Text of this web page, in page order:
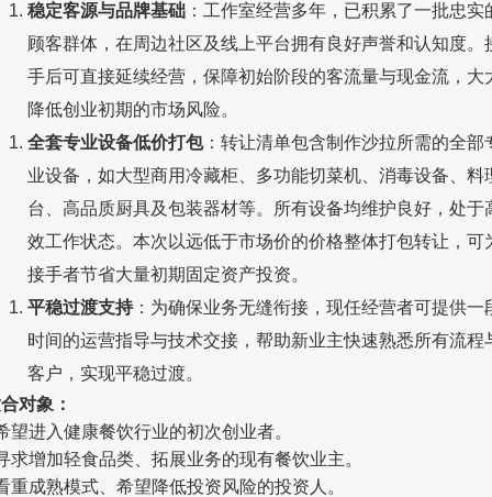
稳定客源与品牌基础 ：工作室经营多年，已积累了一批忠实
顾客群体，在周边社区及线上平台拥有良好声誉和认知度。
手后可直接延续经营，保障初始阶段的客流量与现金流，大
降低创业初期的市场风险。
全套专业设备低价打包：转让清单包含制作沙拉所需的全部
业设备，如大型商用冷藏柜、多功能切菜机、消毒设备、料
台、高品质厨具及包装器材等。所有设备均维护良好，处于
效工作状态。本次以远低于市场价的价格整体打包转让，可
接手者节省大量初期固定资产投资。
平稳过渡支持：为确保业务无缝衔接，现任经营者可提供一
时间的运营指导与技术交接，帮助新业主快速熟悉所有流程
客户，实现平稳过渡。
对象：
望进入健康餐饮行业的初次创业者。
求增加轻食品类、拓展业务的现有餐饮业主。
重成熟模式、希望降低投资风险的投资人。